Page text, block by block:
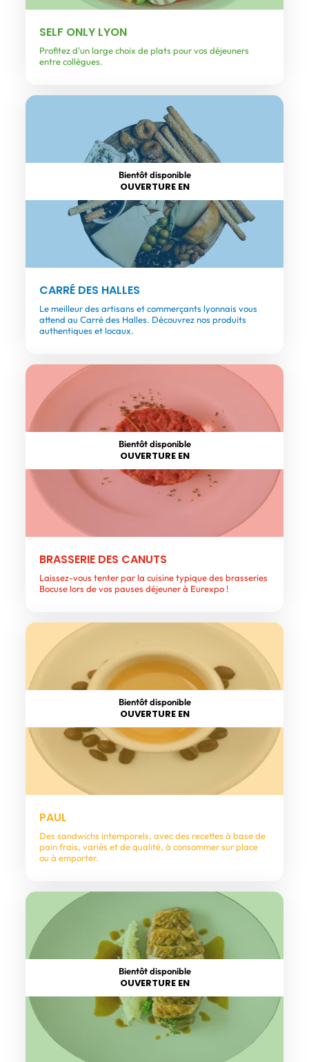
SELF ONLY LYON
Profitez d'un large choix de plats pour vos déjeuners
entre collègues.
Bientôt disponible
OUVERTURE EN
CARRÉ DES HALLES
Le meilleur des artisans et commerçants lyonnais vous
attend au Carré des Halles. Découvrez nos produits
authentiques et locaux.
Bientôt disponible
OUVERTURE EN
BRASSERIE DES CANUTS
Laissez-vous tenter par la cuisine typique des brasseries
Bocuse lors de vos pauses déjeuner à Eurexpo !
Bientôt disponible
OUVERTURE EN
PAUL
Des sandwichs intemporels, avec des recettes à base de
pain frais, variés et de qualité, à consommer sur place
ou à emporter.
Bientôt disponible
OUVERTURE EN